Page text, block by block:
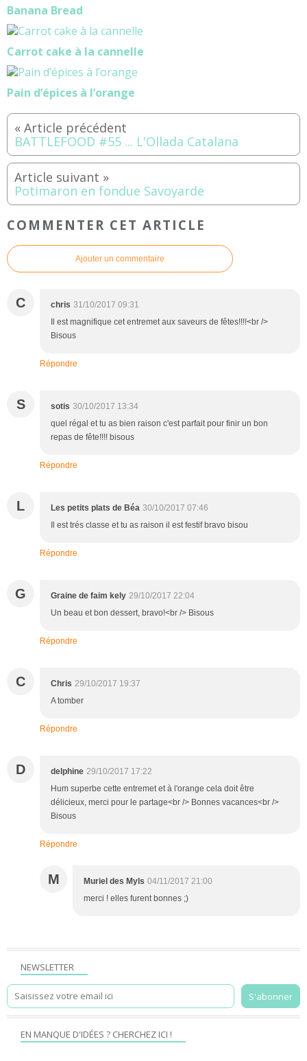
Banana Bread
Carrot cake à la cannelle
Pain d’épices à l’orange
BATTLEFOOD #55 ... L'Ollada Catalana
Potimaron en fondue Savoyarde
COMMENTER CET ARTICLE
Ajouter un commentaire
C chris 31/10/2017 09:31
Il est magnifique cet entremet aux saveurs de fêtes!!!!<br />
Bisous
Répondre
S sotis 30/10/2017 13:34
quel régal et tu as bien raison c'est parfait pour finir un bon
repas de fête!!!! bisous
Répondre
L Les petits plats de Béa 30/10/2017 07:46
Il est trés classe et tu as raison il est festif bravo bisou
Répondre
G Graine de faim kely 29/10/2017 22:04
Un beau et bon dessert, bravo!<br /> Bisous
Répondre
C Chris 29/10/2017 19:37
A tomber
Répondre
D delphine 29/10/2017 17:22
Hum superbe cette entremet et à l'orange cela doit être
délicieux, merci pour le partage<br /> Bonnes vacances<br />
Bisous
Répondre
M Muriel des Myls 04/11/2017 21:00
merci ! elles furent bonnes ;)
NEWSLETTER
EN MANQUE D'IDÉES ? CHERCHEZ ICI !